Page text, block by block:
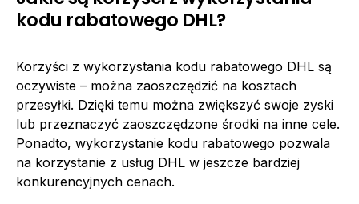
kodu rabatowego DHL?
Korzyści z wykorzystania kodu rabatowego DHL są
oczywiste – można zaoszczędzić na kosztach
przesyłki. Dzięki temu można zwiększyć swoje zyski
lub przeznaczyć zaoszczędzone środki na inne cele.
Ponadto, wykorzystanie kodu rabatowego pozwala
na korzystanie z usług DHL w jeszcze bardziej
konkurencyjnych cenach.